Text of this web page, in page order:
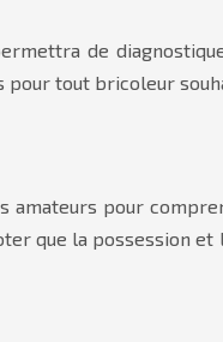
de
tout bricoleur
amateurs pour
que la possession et